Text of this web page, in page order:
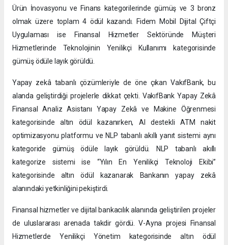
Ürün İnovasyonu ve Finans kategorilerinde gümüş ve 3 bronz
olmak üzere toplam 4 ödül kazandı. Fidem Mobil Dijital Çiftçi
Uygulaması ise Finansal Hizmetler Sektöründe Müşteri
Hizmetlerinde Teknolojinin Yenilikçi Kullanımı kategorisinde
gümüş ödüle layık görüldü.
Yapay zekâ tabanlı çözümleriyle de öne çıkan VakıfBank, bu
alanda geliştirdiği projelerle dikkat çekti. VakıfBank Yapay Zekâ
Finansal Analiz Asistanı Yapay Zekâ ve Makine Öğrenmesi
kategorisinde altın ödül kazanırken, AI destekli ATM nakit
optimizasyonu platformu ve NLP tabanlı akıllı yanıt sistemi aynı
kategoride gümüş ödüle layık görüldü. NLP tabanlı akıllı
kategorize sistemi ise “Yılın En Yenilikçi Teknoloji Ekibi”
kategorisinde altın ödül kazanarak Bankanın yapay zekâ
alanındaki yetkinliğini pekiştirdi.
Finansal hizmetler ve dijital bankacılık alanında geliştirilen projeler
de uluslararası arenada takdir gördü. V-Ayna projesi Finansal
Hizmetlerde Yenilikçi Yönetim kategorisinde altın ödül